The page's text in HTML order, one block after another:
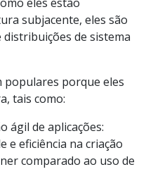
subjacente, eles são
de sistema
porque eles
tais como:
ágil de aplicações:
e eficiência na criação
comparado ao uso de